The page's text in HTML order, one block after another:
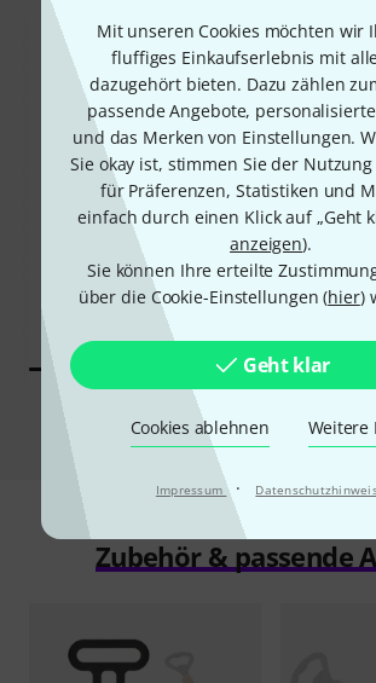
Mit unseren Cookies möchten wir
fluffiges Einkaufserlebnis mit
dazugehört bieten. Dazu zählen
passende Angebote,
und das Merken von Einstellungen.
Sie okay ist, stimmen Sie der Nutzung
für Präferenzen, Statistiken und
einfach durch einen Klick auf „Geht
anzeigen).
Sie können Ihre erteilte
über die Cookie-Einstellungen (hier)
Geht klar
Cookies ablehnen Weitere
Impressum ·
63%
KAUFTEN
GENAU DIESES PRODUKT
28 €
Thon
Vergleichen
Zubehör & passende